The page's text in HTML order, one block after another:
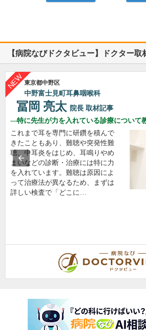
【病院なびドクタビュー】ドクター取
東京都中野区
中野富士見町耳鼻咽喉科
冨岡 亮太 院長 取材記事
特に先生が力を入れている診療について
これまで耳を専門に研鑽を積んで
きたこともあり、難聴や突発性難
聴、中耳炎をはじめ、耳鳴りやめ
まいなどの診断・治療には特に力
を入れています。難聴は原因によ
って治療法が異なるため、まずは
詳しい検査で「どこに…